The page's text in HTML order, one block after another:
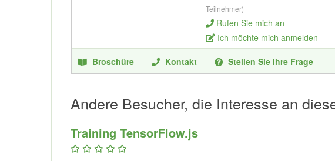
Teilnehmer)
Rufen Sie mich an
Ich möchte mich anmelden
Broschüre Kontakt Stellen Sie Ihre Frage
Andere Besucher, die Interesse an
Training TensorFlow.js